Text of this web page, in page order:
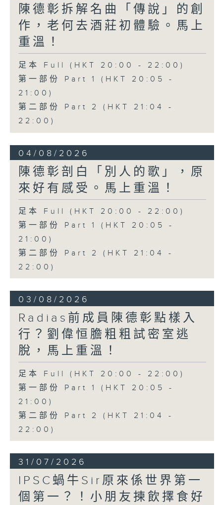
陳德彰拆解名曲「傳說」的創
作，老何去酒莊初體驗。馬上
重溫！
足本 Full (HKT 20:00 - 22:00)
第一部份 Part 1 (HKT 20:05 -
21:00)
第二部份 Part 2 (HKT 21:04 -
22:00)
04/08/2026
陳德彰剖白「別人的歌」，原
來好有感受。馬上重溫！
足本 Full (HKT 20:00 - 22:00)
第一部份 Part 1 (HKT 20:05 -
21:00)
第二部份 Part 2 (HKT 21:04 -
22:00)
03/08/2026
Radias前成員陳德彰點樣入
行？劉偉恒膽粗粗試密室逃
脫，馬上重溫！
足本 Full (HKT 20:00 - 22:00)
第一部份 Part 1 (HKT 20:05 -
21:00)
第二部份 Part 2 (HKT 21:04 -
22:00)
31/07/2026
IPSC蝸牛Sir原來係世界第一
個第一？！小朋友揀飲擇食好